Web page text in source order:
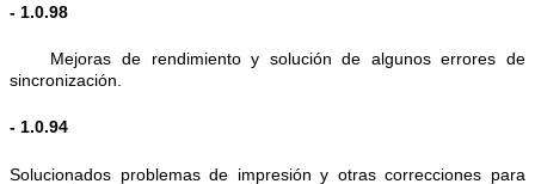
- 1.0.98
Mejoras de rendimiento y solución de algunos errores de
sincronización.
- 1.0.94
Solucionados problemas de impresión y otras correcciones para